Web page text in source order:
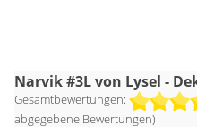
Narvik #3L von Lysel -
Gesamtbewertungen:
abgegebene Bewertungen)